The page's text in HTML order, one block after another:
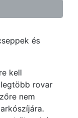
és
kell
rovar
nem